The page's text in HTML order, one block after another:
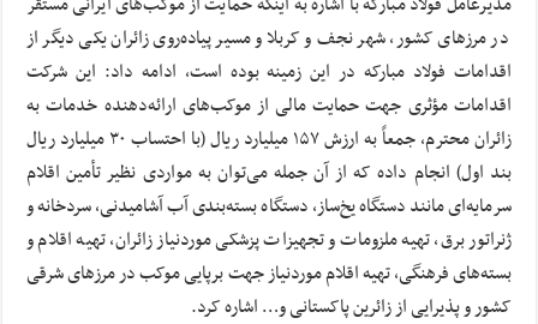
در مرزهای کشور، شهر نجف و کربلا و مسیر پیاده‌روی زائران یکی دیگر از
اقدامات فولاد مبارکه در این زمینه بوده است، ادامه داد: این شرکت
اقدامات مؤثری جهت حمایت مالی از موکب‌های ارائه‌دهنده خدمات به
زائران محترم، جمعاً به ارزش ۱۵۷ میلیارد ریال (با احتساب ۳۰ میلیارد ریال
بند اول) انجام داده که از آن جمله می‌توان به مواردی نظیر تأمین اقلام
سرمایه‌ای مانند دستگاه یخ‌ساز، دستگاه بسته‌بندی آب آشامیدنی، سردخانه و
ژنراتور برق، تهیه ملزومات و تجهیزات پزشکی موردنیاز زائران، تهیه اقلام و
بسته‌های فرهنگی، تهیه اقلام موردنیاز جهت برپایی موکب در مرزهای شرقی
کشور و پذیرایی از زائرین پاکستانی و… اشاره کرد.